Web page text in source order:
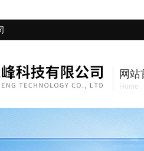
网站
Home